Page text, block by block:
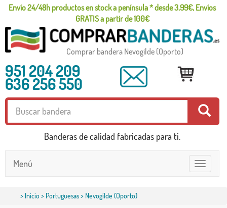
Envío 24/48h productos en stock a península * desde 3,99€, Envíos
GRATIS a partir de 100€
Comprar bandera Nevogilde (Oporto)
951 204 209
636 256 550
Banderas de calidad fabricadas para ti.
Toggle
navigation
Menú
> Inicio> Portuguesas> Nevogilde (Oporto)